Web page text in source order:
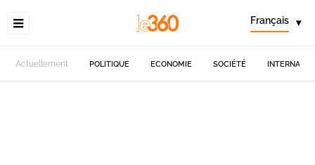
Français ▾
Actuellement POLITIQUE ECONOMIE SOCIÉTÉ